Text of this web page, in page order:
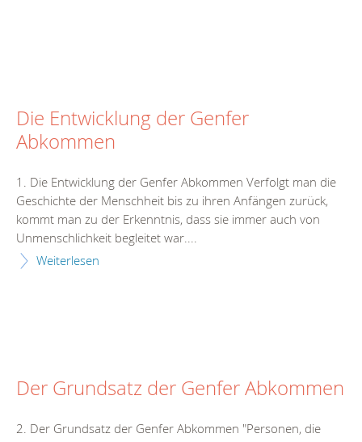
Die Entwicklung der Genfer
Abkommen
1. Die Entwicklung der Genfer Abkommen Verfolgt man die
Geschichte der Menschheit bis zu ihren Anfängen zurück,
kommt man zu der Erkenntnis, dass sie immer auch von
Unmenschlichkeit begleitet war....
Weiterlesen
Der Grundsatz der Genfer Abkommen
2. Der Grundsatz der Genfer Abkommen "Personen, die